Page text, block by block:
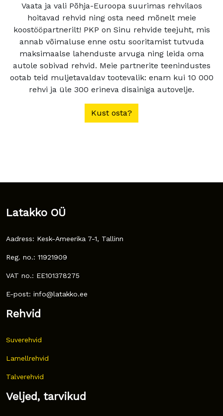
Vaata ja vali Põhja-Euroopa suurimas rehvilaos
hoitavad rehvid ning osta need mõnelt meie
koostööpartnerilt! PKP on Sinu rehvide teejuht, mis
annab võimaluse enne ostu sooritamist tutvuda
maksimaalse lahenduste arvuga ning leida oma
autole sobivad rehvid. Meie partnerite teenindustes
ootab teid muljetavaldav tootevalik: enam kui 10 000
rehvi ja üle 300 erineva disainiga autovelje.
Kust osta?
Latakko OÜ
Aadress: Kesk-Ameerika 7-1, Tallinn
Reg. no.: 11921909
VAT no.: EE101378275
E-post: info@latakko.ee
Rehvid
Suverehvid
Lamellrehvid
Talverehvid
Veljed, tarvikud